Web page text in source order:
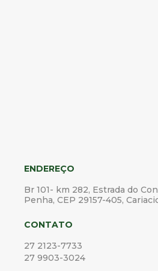
ENDEREÇO
Br 101- km 282, Estrada do
Penha, CEP 29157-405,
CONTATO
27 2123-7733
27 9903-3024